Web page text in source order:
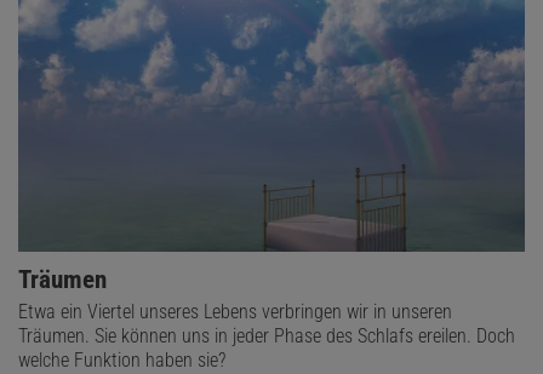
Träumen
Etwa ein Viertel unseres Lebens verbringen wir in unseren
Träumen. Sie können uns in jeder Phase des Schlafs ereilen. Doch
welche Funktion haben sie?